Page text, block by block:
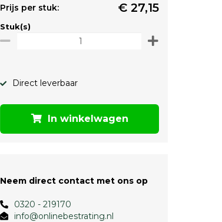
Prijs per stuk: € 27,15
Stuk(s)
Direct leverbaar
In winkelwagen
Neem direct contact met ons op
0320 - 219170
info@onlinebestrating.nl